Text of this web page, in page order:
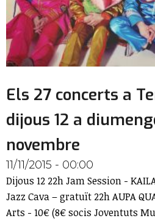
Els 27 concerts a
dijous 12 a
novembre
11/11/2015 - 00:00
Dijous 12 22h Jam Session -
Jazz Cava – gratuït 22h AUPA
Arts - 10€ (8€ socis Joventuts